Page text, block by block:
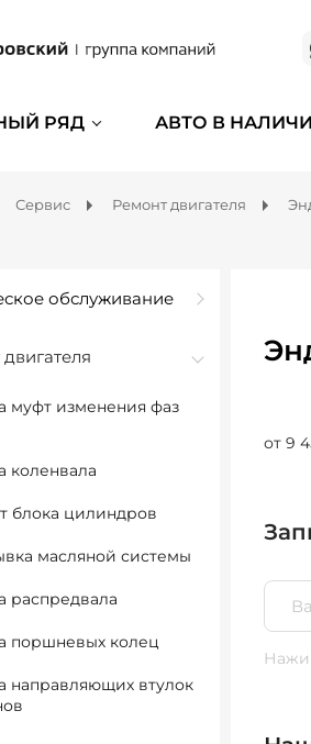
РЯД АВТО В
Сервис Ремонт двигателя
обслуживание
муфт изменения фаз
коленвала
блока цилиндров
масляной системы
распредвала
поршневых колец
направляющих втулок
от 9